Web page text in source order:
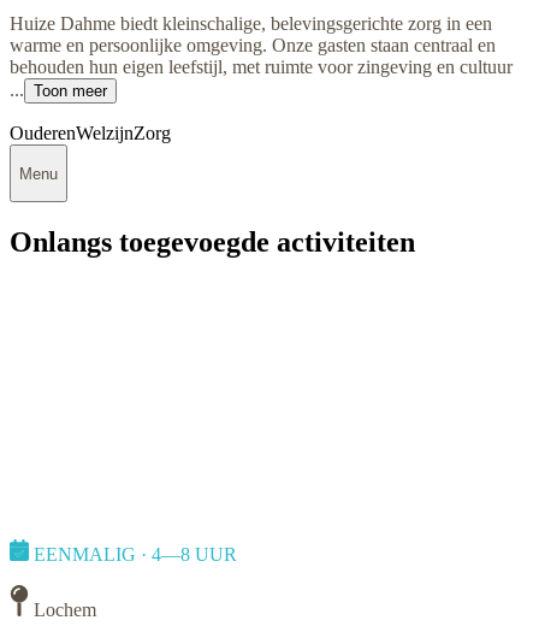
Huize Dahme biedt kleinschalige, belevingsgerichte zorg in een
warme en persoonlijke omgeving. Onze gasten staan centraal en
behouden hun eigen leefstijl, met ruimte voor zingeving en cultuur
... Toon meer
OuderenWelzijnZorg
Menu
Onlangs toegevoegde activiteiten
EENMALIG · 4—8 UUR
Lochem